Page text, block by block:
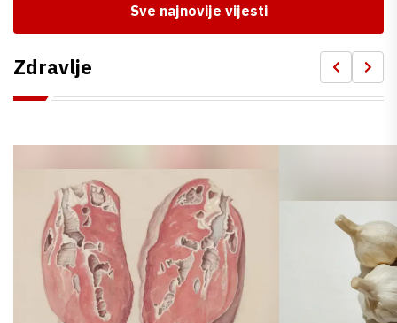
Sve najnovije vijesti
Zdravlje